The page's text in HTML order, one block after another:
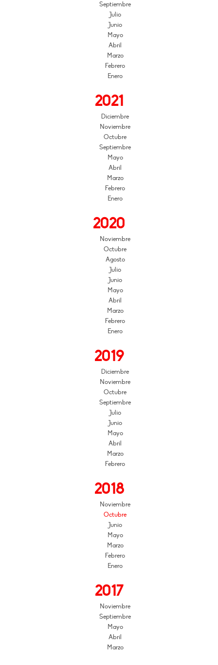
Septiembre
Julio
Junio
Mayo
Abril
Marzo
Febrero
Enero
2021
Diciembre
Noviembre
Octubre
Septiembre
Mayo
Abril
Marzo
Febrero
Enero
2020
Noviembre
Octubre
Agosto
Julio
Junio
Mayo
Abril
Marzo
Febrero
Enero
2019
Diciembre
Noviembre
Octubre
Septiembre
Julio
Junio
Mayo
Abril
Marzo
Febrero
2018
Noviembre
Octubre
Junio
Mayo
Marzo
Febrero
Enero
2017
Noviembre
Septiembre
Mayo
Abril
Marzo